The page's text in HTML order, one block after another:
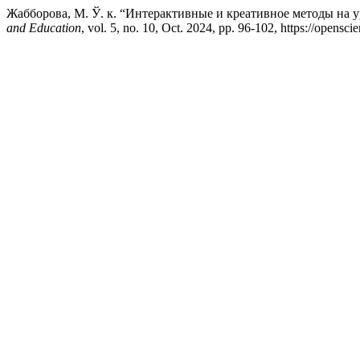
Жабборова, М. Ў. к. “Интерактивные и креативное методы на
and Education, vol. 5, no. 10, Oct. 2024, pp. 96-102, https://